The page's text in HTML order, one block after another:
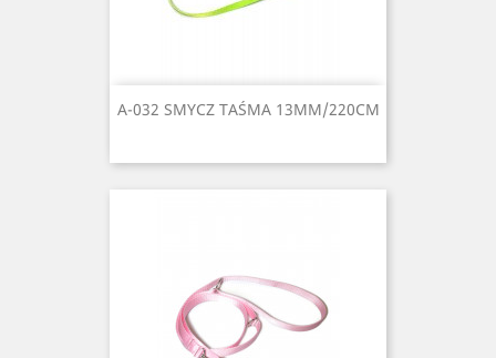
A-032 SMYCZ TAŚMA 13MM/220CM